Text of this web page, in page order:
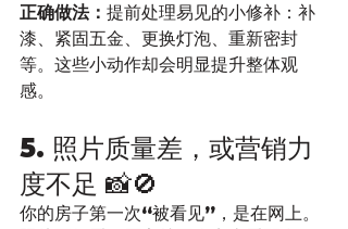
正确做法： 提前处理易见的小修补：补
漆、紧固五金、更换灯泡、重新密封
等。这些小动作却会明显提升整体观
感。
5. 照片质量差，或营销力
度不足 📸🚫
你的房子第一次“被看见”，是在网上。